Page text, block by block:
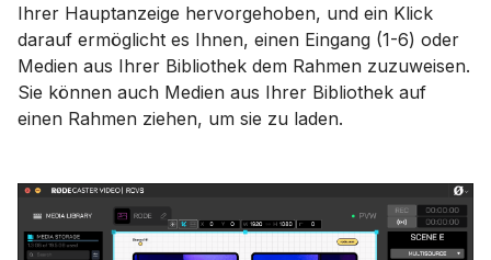
Ihrer Hauptanzeige hervorgehoben, und ein Klick
darauf ermöglicht es Ihnen, einen Eingang (1-6) oder
Medien aus Ihrer Bibliothek dem Rahmen zuzuweisen.
Sie können auch Medien aus Ihrer Bibliothek auf
einen Rahmen ziehen, um sie zu laden.